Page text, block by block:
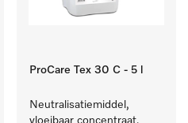
ProCare Tex 30 C - 5 l
Neutralisatiemiddel,
vloeibaar concentraat,